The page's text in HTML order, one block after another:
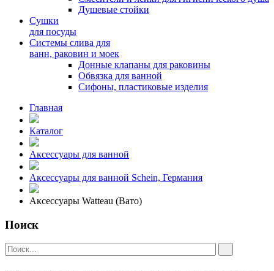
Душевые стойки
Сушки
для посуды
Системы слива для
ванн, раковин и моек
Донные клапаны для раковины
Обвязка для ванной
Сифоны, пластиковые изделия
Главная
Каталог
Аксессуары для ванной
Аксессуары для ванной Schein, Германия
Аксессуары Watteau (Вато)
Поиск